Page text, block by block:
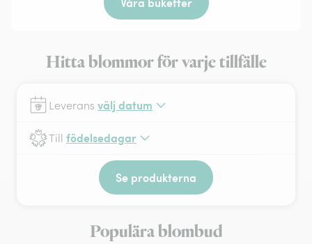
Hitta blommor för varje tillfälle
Leverans välj datum
Till födelsedagar
Se produkterna
Populära blombud